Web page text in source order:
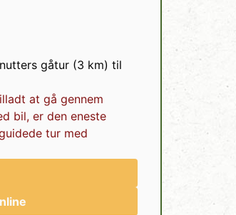
gåtur (3 km) til
at gå gennem
bil, er den eneste
tur med